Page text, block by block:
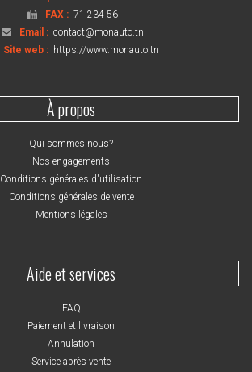
FAX :71 234 56
Email :contact@monauto.tn
Site web : https://www.monauto.tn
À propos
Qui sommes nous?
Nos engagements
Conditions générales d'utilisation
Conditions générales de vente
Mentions légales
Aide et services
FAQ
Paiement et livraison
Annulation
Service après vente